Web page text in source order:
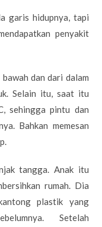
garis hidupnya, tapi
penyakit
dan dari dalam
Selain itu, saat itu
sehingga pintu dan
Bahkan memesan
tangga. Anak itu
rumah. Dia
plastik yang
Setelah